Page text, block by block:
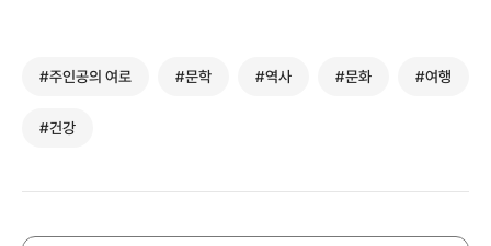
#주인공의 여로 #문학 #역사 #문화 #여행
#건강